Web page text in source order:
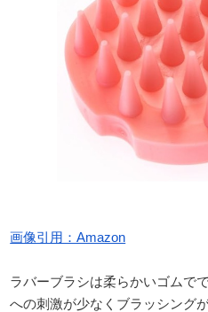
画像引用：Amazon
ラバーブラシは柔らかいゴムで
への刺激が少なくブラッシング